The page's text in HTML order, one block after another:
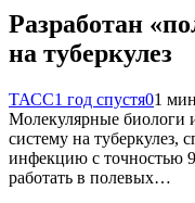
Разработан
на туберкулез
ТАСС1 год спустя01
Молекулярные биологи
систему на туберкулез,
инфекцию с точностью
работать в полевых…